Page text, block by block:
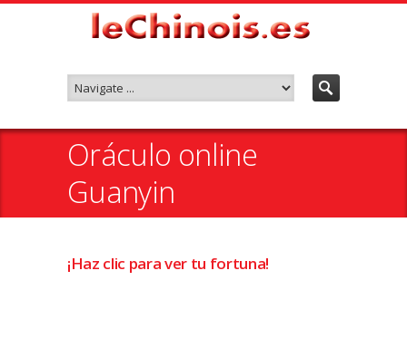
Oráculo online
Guanyin
¡Haz clic para ver tu fortuna!